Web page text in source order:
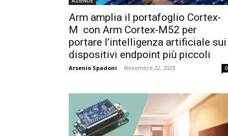
Arm amplia il portafoglio Cortex-
M con Arm Cortex-M52 per
portare l’intelligenza artificiale sui
dispositivi endpoint più piccoli
Arsenio Spadoni - Novembre 22, 2023 0